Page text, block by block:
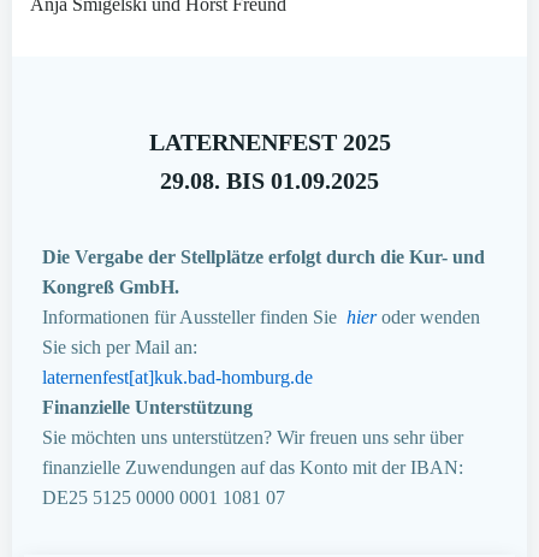
LATERNENFEST 2025
29.08. BIS 01.09.2025
Die Vergabe der Stellplätze erfolgt durch die Kur- und
Kongreß GmbH.
Informationen für Aussteller finden Sie hieroder wenden
Sie sich per Mail an:
laternenfest[at]kuk.bad-homburg.de
Finanzielle Unterstützung
Sie möchten uns unterstützen? Wir freuen uns sehr über
finanzielle Zuwendungen auf das Konto mit der IBAN:
DE25 5125 0000 0001 1081 07